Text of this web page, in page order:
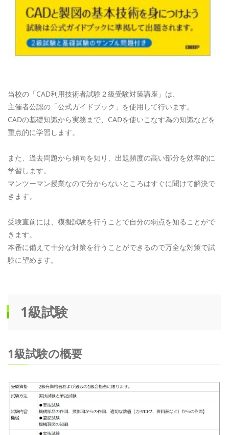
当校の「CAD利用技術者試験２級受験対策講座」は、
主催者公認の「公式ガイドブック」を使用して行います。
CADの基礎知識から実務まで、CADを使いこなす為の知識などを
重点的に学習します。
また、過去問題から傾向を知り、出題頻度の高い部分を効率的に
学習します。
マンツーマン授業なので分からないところはすぐに聞けて解決で
きます。
受験直前には、模擬試験を行うことで自分の弱点を知ることがで
きます。
本番に備えて十分な対策を行うことができるので万全な対策で試
験に望めます。
1級試験
1級試験の概要